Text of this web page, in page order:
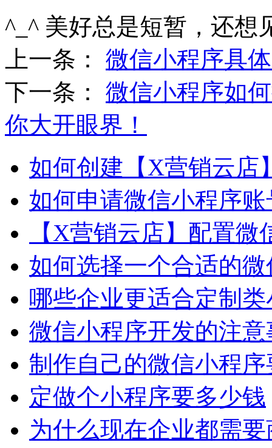
^_^ 美好总是短暂，还想
上一条： 微信小程序具
下一条： 微信小程序如
你大开眼界！
如何创建【X营销云店
如何申请微信小程序
【X营销云店】配置微
如何选择一个合适的
哪些企业更适合定制
微信小程序开发的注
制作自己的微信小程
定做个小程序要多少钱
为什么现在企业都需